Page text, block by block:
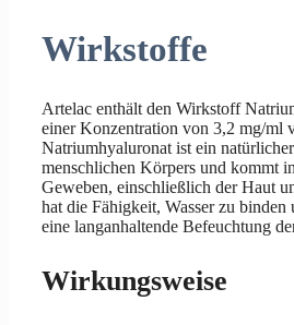
Wirkstoffe
Artelac enthält den Wirkstoff
einer Konzentration von 3,2 mg/ml
Natriumhyaluronat ist ein
menschlichen Körpers und kommt
Geweben, einschließlich der Haut
hat die Fähigkeit, Wasser zu binden
eine langanhaltende Befeuchtung
Wirkungsweise